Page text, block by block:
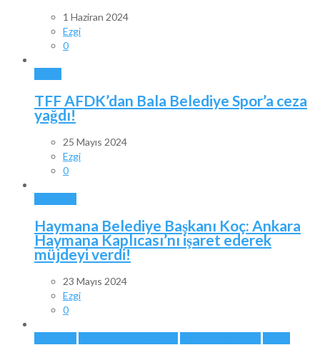
1 Haziran 2024
Ezgi
0
TFF AFDK’dan Bala Belediye Spor’a ceza
yağdı!
25 Mayıs 2024
Ezgi
0
Haymana Belediye Başkanı Koç: Ankara
Haymana Kaplıcası’nı işaret ederek
müjdeyi verdi!
23 Mayıs 2024
Ezgi
0